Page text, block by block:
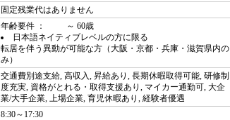
固定残業代はありません
年齢要件 ： ～ 60歳
日本語ネイティブレベルの方に限る
転居を伴う異動が可能な方（大阪・京都・兵庫・滋賀県内の
み）
交通費別途支給, 高収入, 昇給あり, 長期休暇取得可能, 研修制
度充実, 資格がとれる・取得支援あり, マイカー通勤可, 大企
業/大手企業, 上場企業, 育児休暇あり, 経験者優遇
8:30～17:30